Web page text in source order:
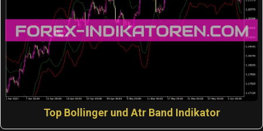
Top Bollinger und Atr Band Indikator